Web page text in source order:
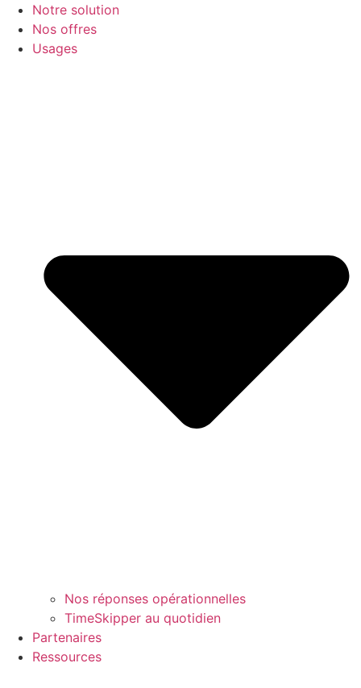
Notre solution
Nos offres
Usages
Nos réponses opérationnelles
TimeSkipper au quotidien
Partenaires
Ressources